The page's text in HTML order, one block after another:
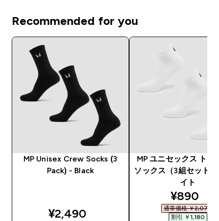
Recommended for you
MP Unisex Crew Socks (3
Pack) - Black
¥2,490‎
MP ユニセックス トレ
ソックス（3組セット
イト
¥890‎
通常価格 ￥2,070‎
割引 ￥1,180‎